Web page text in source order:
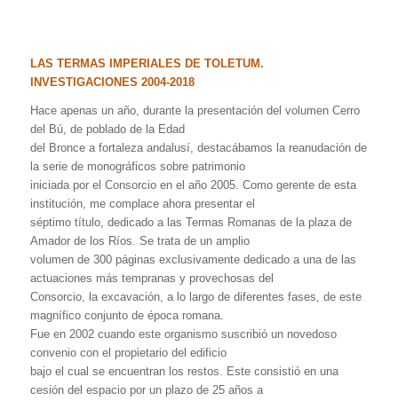
LAS TERMAS IMPERIALES DE TOLETUM.
INVESTIGACIONES 2004-2018
Hace apenas un año, durante la presentación del volumen Cerro
del Bú, de poblado de la Edad
del Bronce a fortaleza andalusí, destacábamos la reanudación de
la serie de monográficos sobre patrimonio
iniciada por el Consorcio en el año 2005. Como gerente de esta
institución, me complace ahora presentar el
séptimo título, dedicado a las Termas Romanas de la plaza de
Amador de los Ríos. Se trata de un amplio
volumen de 300 páginas exclusivamente dedicado a una de las
actuaciones más tempranas y provechosas del
Consorcio, la excavación, a lo largo de diferentes fases, de este
magnífico conjunto de época romana.
Fue en 2002 cuando este organismo suscribió un novedoso
convenio con el propietario del edificio
bajo el cual se encuentran los restos. Este consistió en una
cesión del espacio por un plazo de 25 años a